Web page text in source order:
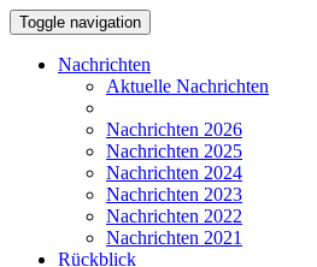
Toggle navigation
Nachrichten
Aktuelle Nachrichten
Nachrichten 2026
Nachrichten 2025
Nachrichten 2024
Nachrichten 2023
Nachrichten 2022
Nachrichten 2021
Rückblick